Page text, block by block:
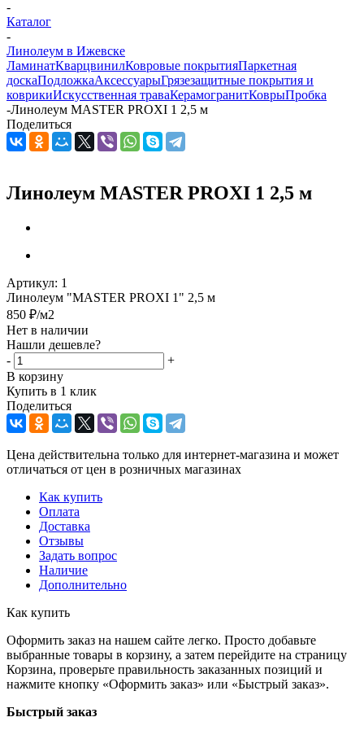
-
Каталог
-
Линолеум в Ижевске
ЛаминатКварцвинилКовровые покрытияПаркетная
доскаПодложкаАксессуарыГрязезащитные покрытия и
коврикиИскусственная траваКерамогранитКоврыПробка
-Линолеум MASTER PROXI 1 2,5 м
Поделиться
Линолеум MASTER PROXI 1 2,5 м
Артикул: 1
Линолеум "MASTER PROXI 1" 2,5 м
850 ₽/м2
Нет в наличии
Нашли дешевле?
-
+
В корзину
Купить в 1 клик
Поделиться
Цена действительна только для интернет-магазина и может
отличаться от цен в розничных магазинах
Как купить
Оплата
Доставка
Отзывы
Задать вопрос
Наличие
Дополнительно
Как купить
Оформить заказ на нашем сайте легко. Просто добавьте
выбранные товары в корзину, а затем перейдите на страницу
Корзина, проверьте правильность заказанных позиций и
нажмите кнопку «Оформить заказ» или «Быстрый заказ».
Быстрый заказ